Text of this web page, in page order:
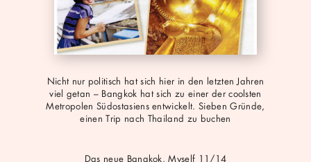
Nicht nur politisch hat sich hier in den letzten Jahren
viel getan – Bangkok hat sich zu einer der coolsten
Metropolen Südostasiens entwickelt. Sieben Gründe,
einen Trip nach Thailand zu buchen
Das neue Bangkok, Myself 11/14